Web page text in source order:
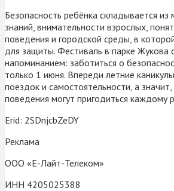
Безопасность ребёнка складывается из
знаний, внимательности взрослых,
поведения и городской среды, в
для защиты. Фестиваль в парке Жукова
напоминанием: заботиться о
только 1 июня. Впереди летние
поездок и самостоятельности, а
поведения могут пригодиться каждому
Erid: 2SDnjcbZeDY
Реклама
ООО «Е-Лайт-Телеком»
ИНН 4205025388